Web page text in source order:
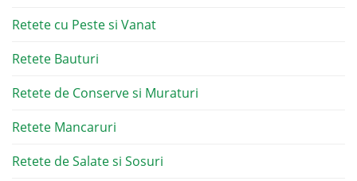
Retete cu Peste si Vanat
Retete Bauturi
Retete de Conserve si Muraturi
Retete Mancaruri
Retete de Salate si Sosuri